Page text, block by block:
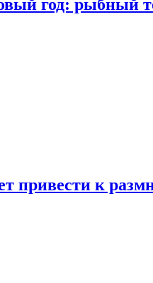
год: рыбный
привести к